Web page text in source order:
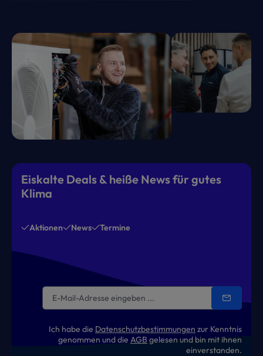
Eiskalte Deals & heiße News für gutes
Klima
Aktionen News Termine
Ich habe die Datenschutzbestimmungen zur Kenntnis
genommen und die AGB gelesen und bin mit ihnen
einverstanden.